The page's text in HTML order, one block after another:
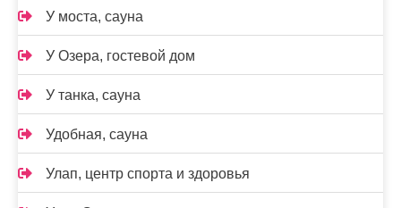
У моста, сауна
У Озера, гостевой дом
У танка, сауна
Удобная, сауна
Улап, центр спорта и здоровья